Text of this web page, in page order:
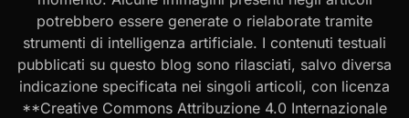
potrebbero essere generate o rielaborate tramite
strumenti di intelligenza artificiale. I contenuti testuali
pubblicati su questo blog sono rilasciati, salvo diversa
indicazione specificata nei singoli articoli, con licenza
**Creative Commons Attribuzione 4.0 Internazionale